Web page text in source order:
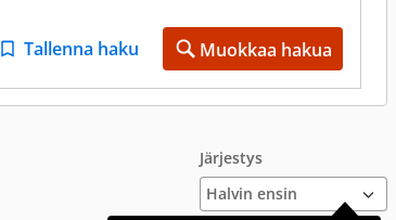
Tallenna haku Muokkaa hakua
Järjestys